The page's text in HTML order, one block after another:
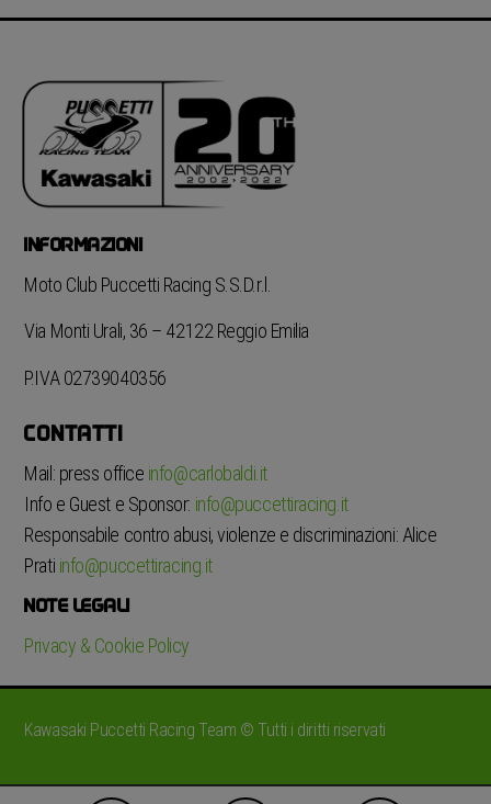
INFORMAZIONI
Moto Club Puccetti Racing S.S.D.r.l.
Via Monti Urali, 36 – 42122 Reggio Emilia
P.IVA 02739040356
CONTATTI
Mail: press office info@carlobaldi.it
Info e Guest e Sponsor: info@puccettiracing.it
Responsabile contro abusi, violenze e discriminazioni: Alice
Prati info@puccettiracing.it
NOTE LEGALI
Privacy & Cookie Policy
Kawasaki Puccetti Racing Team © Tutti i diritti riservati